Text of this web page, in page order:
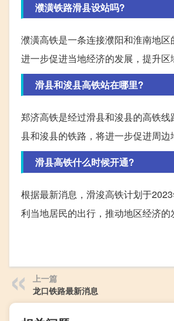
濮潢铁路滑县设站吗?
濮潢高铁是一条连接濮阳和淮南地
进一步促进当地经济的发展，提升区
滑县和浚县高铁站在哪里?
郑济高铁是经过滑县和浚县的高铁
县和浚县的铁路，将进一步促进周边
滑县高铁什么时候开通?
根据最新消息，滑浚高铁计划于
利当地居民的出行，推动地区经济的
上一篇
龙口铁路最新消息